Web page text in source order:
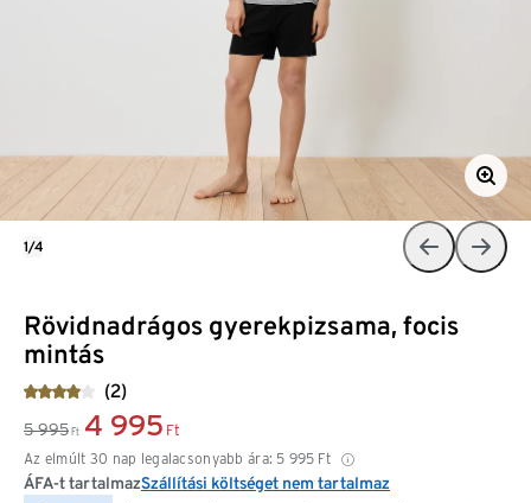
Rövidnadrágos gyerekpizsama, focis
mintás
(2)
5 995 Ft 4 995 Ft
Az elmúlt 30 nap legalacsonyabb ára: 5 995 Ft
ÁFA-t tartalmazSzállítási költséget nem tartalmaz
1/4